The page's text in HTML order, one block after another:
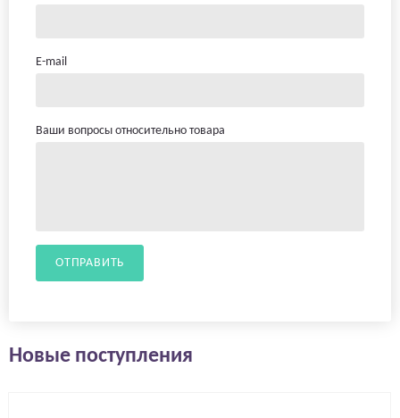
E-mail
Ваши вопросы относительно товара
ОТПРАВИТЬ
Новые поступления